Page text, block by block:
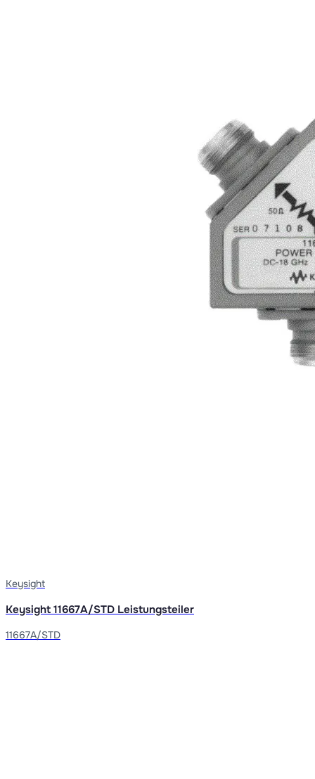
Keysight
Keysight 11667A/STD Leistungsteiler
11667A/STD